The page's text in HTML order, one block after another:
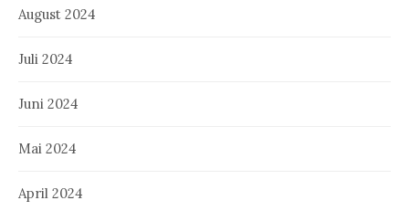
August 2024
Juli 2024
Juni 2024
Mai 2024
April 2024